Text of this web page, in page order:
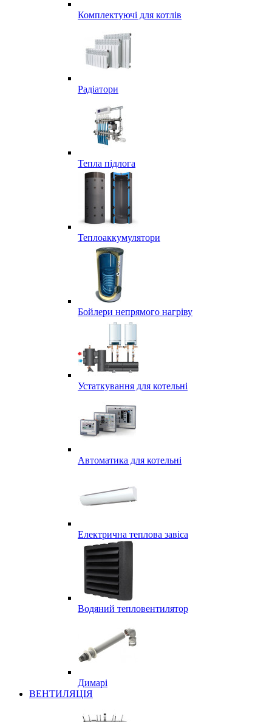
Комплектуючі для котлів
Радіатори
Тепла підлога
Теплоаккумулятори
Бойлери непрямого нагріву
Устаткування для котельні
Автоматика для котельні
Електрична теплова завіса
Водяний тепловентилятор
Димарі
ВЕНТИЛЯЦІЯ